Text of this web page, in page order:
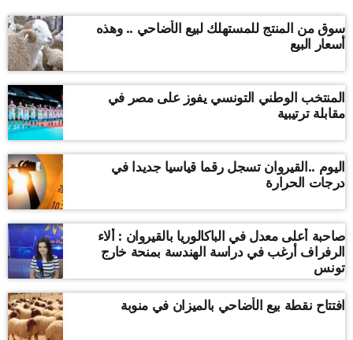
سوق من المنتج للمستهلك لبيع الأضاحي .. وهذه
أسعار البيع
المنتخب الوطني التونسي يفوز على مصر في
مقابلة ترتيبية
اليوم ..القيروان تسجل رقما قياسيا جديدا في
درجات الحرارة
صاحبة أعلى معدل في الباكالوريا بالقيروان : ألاء
الرفراف أرغب في دراسة الهندسة بمنحة خارج
تونس
افتتاح نقطة بيع الأضاحي بالميزان في منوبة